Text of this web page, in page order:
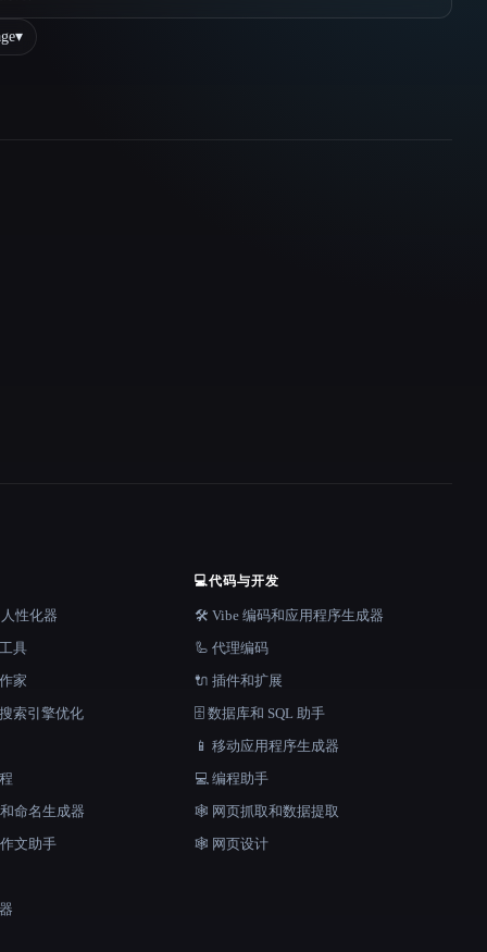
▾
性化器
具
家
索引擎优化
命名生成器
文助手
💻代码与开发
🛠️ Vibe 编码和应用程序生成器
🦾 代理编码
🔌 插件和扩展
🗄️ 数据库和 SQL 助手
📱 移动应用程序生成器
💻 编程助手
🕸️ 网页抓取和数据提取
🕸 网页设计